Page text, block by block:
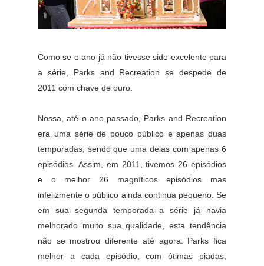
Como se o ano já não tivesse sido excelente para
a série, Parks and Recreation se despede de
2011 com chave de ouro.
Nossa, até o ano passado, Parks and Recreation
era uma série de pouco público e apenas duas
temporadas, sendo que uma delas com apenas 6
episódios. Assim, em 2011, tivemos 26 episódios
e o melhor 26 magníficos episódios mas
infelizmente o público ainda continua pequeno. Se
em sua segunda temporada a série já havia
melhorado muito sua qualidade, esta tendência
não se mostrou diferente até agora. Parks fica
melhor a cada episódio, com ótimas piadas,